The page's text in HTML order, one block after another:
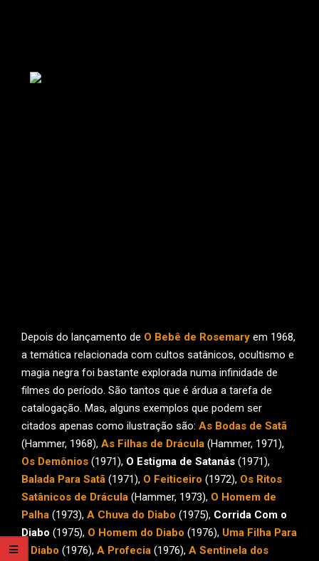
Depois do lançamento de O Bebê de Rosemary em 1968,
a temática relacionada com cultos satânicos, ocultismo e
magia negra foi bastante explorada numa infinidade de
filmes do período. São tantos que é árdua a tarefa de
catalogação. Mas, alguns exemplos que podem ser
citados apenas como ilustração são: As Bodas de Satã
(Hammer, 1968), As Filhas de Drácula (Hammer, 1971),
Os Demônios (1971), O Estigma de Satanás (1971),
Balada Para Satã (1971), O Feiticeiro (1972), Os Ritos
Satânicos de Drácula (Hammer, 1973), O Homem de
Palha (1973), A Chuva do Diabo (1975), Corrida Com o
Diabo (1975), O Homem do Diabo (1976), Uma Filha Para
o Diabo (1976), A Profecia (1976), A Sentinela dos